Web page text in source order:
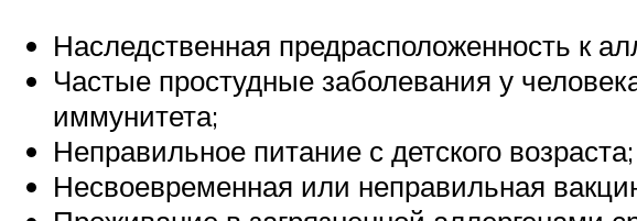
Наследственная предрасположенность к
Частые простудные заболевания у
иммунитета;
Неправильное питание с детского возраста;
Несвоевременная или неправильная